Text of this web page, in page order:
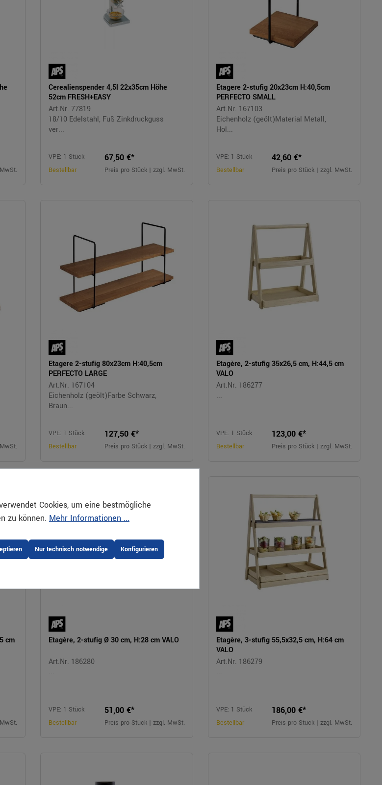
Cerealienspender 4,5l 22x35cm Höhe
52cm FRESH+EASY
Art.Nr. 77819
18/10 Edelstahl, Fuß Zinkdruckguss
ver...
VPE: 1 Stück
Bestellbar
67,50 €*
Preis pro Stück | zzgl. MwSt.
Etagere 2-stufig 20x23cm H:40,5cm
PERFECTO SMALL
Art.Nr. 167103
Eichenholz (geölt)Material Metall,
Hol...
VPE: 1 Stück
Bestellbar
42,60 €*
Preis pro Stück | zzgl. MwSt.
Etagere 2-stufig 80x23cm H:40,5cm
PERFECTO LARGE
Art.Nr. 167104
Eichenholz (geölt)Farbe Schwarz,
Braun...
VPE: 1 Stück
Bestellbar
127,50 €*
Preis pro Stück | zzgl. MwSt.
Etagère, 2-stufig 35x26,5 cm, H:44,5 cm
VALO
Art.Nr. 186277
...
VPE: 1 Stück
Bestellbar
123,00 €*
Preis pro Stück | zzgl. MwSt.
cm
Etagère, 2-stufig Ø 30 cm, H:28 cm VALO
Art.Nr. 186280
...
VPE: 1 Stück
Bestellbar
51,00 €*
Preis pro Stück | zzgl. MwSt.
Etagère, 3-stufig 55,5x32,5 cm, H:64 cm
VALO
Art.Nr. 186279
...
VPE: 1 Stück
Bestellbar
186,00 €*
Preis pro Stück | zzgl. MwSt.
Cookies, um eine bestmögliche
zu können. Mehr Informationen ...
Nur technisch notwendige Konfigurieren